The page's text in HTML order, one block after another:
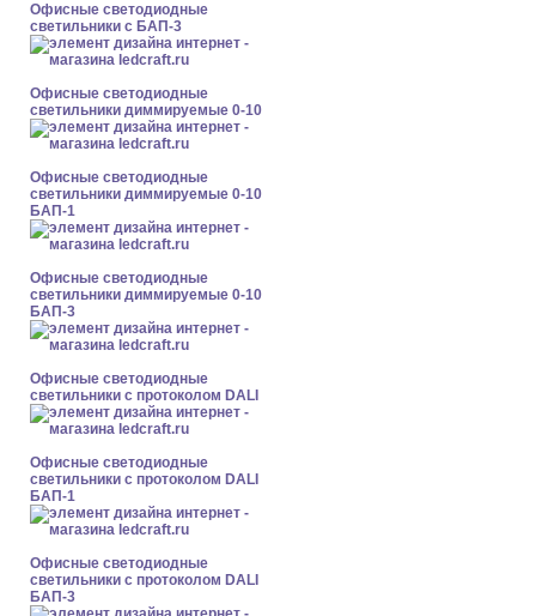
Офисные светодиодные
светильники с БАП-3
Офисные светодиодные
светильники диммируемые 0-10
Офисные светодиодные
светильники диммируемые 0-10
БАП-1
Офисные светодиодные
светильники диммируемые 0-10
БАП-3
Офисные светодиодные
светильники с протоколом DALI
Офисные светодиодные
светильники с протоколом DALI
БАП-1
Офисные светодиодные
светильники с протоколом DALI
БАП-3